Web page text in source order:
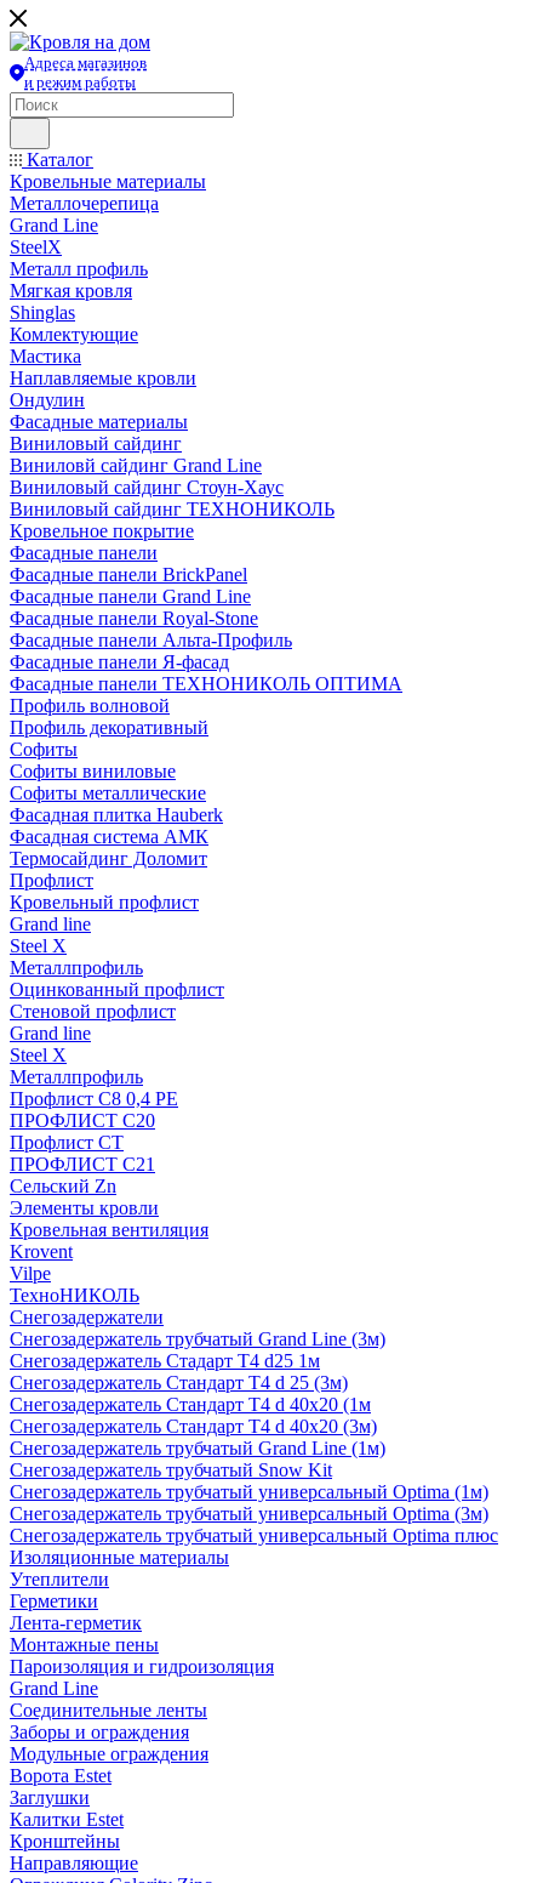
Адреса магазинов
и режим работы
Каталог
Кровельные материалы
Металлочерепица
Grand Line
SteelX
Металл профиль
Мягкая кровля
Shinglas
Комлектующие
Мастика
Наплавляемые кровли
Ондулин
Фасадные материалы
Виниловый сайдинг
Виниловй сайдинг Grand Line
Виниловый сайдинг Стоун-Хаус
Виниловый сайдинг ТЕХНОНИКОЛЬ
Кровельное покрытие
Фасадные панели
Фасадные панели BrickPanel
Фасадные панели Grand Line
Фасадные панели Royal-Stone
Фасадные панели Альта-Профиль
Фасадные панели Я-фасад
Фасадные панели ТЕХНОНИКОЛЬ ОПТИМА
Профиль волновой
Профиль декоративный
Софиты
Софиты виниловые
Софиты металлические
Фасадная плитка Hauberk
Фасадная система АМК
Термосайдинг Доломит
Профлист
Кровельный профлист
Grand line
Steel X
Металлпрофиль
Оцинкованный профлист
Стеновой профлист
Grand line
Steel X
Металлпрофиль
Профлист С8 0,4 РЕ
ПРОФЛИСТ С20
Профлист СТ
ПРОФЛИСТ С21
Сельский Zn
Элементы кровли
Кровельная вентиляция
Krovent
Vilpe
ТехноНИКОЛЬ
Снегозадержатели
Снегозадержатель трубчатый Grand Line (3м)
Снегозадержатель Стадарт Т4 d25 1м
Снегозадержатель Стандарт Т4 d 25 (3м)
Снегозадержатель Стандарт Т4 d 40х20 (1м
Снегозадержатель Стандарт Т4 d 40х20 (3м)
Снегозадержатель трубчатый Grand Line (1м)
Снегозадержатель трубчатый Snow Kit
Снегозадержатель трубчатый универсальный Optima (1м)
Снегозадержатель трубчатый универсальный Optima (3м)
Снегозадержатель трубчатый универсальный Optima плюс
Изоляционные материалы
Утеплители
Герметики
Лента-герметик
Монтажные пены
Пароизоляция и гидроизоляция
Grand Line
Соединительные ленты
Заборы и ограждения
Модульные ограждения
Ворота Estet
Заглушки
Калитки Estet
Кронштейны
Направляющие